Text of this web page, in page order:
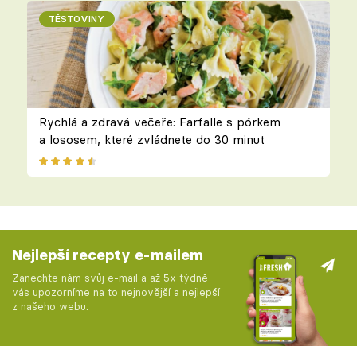
TĚSTOVINY
Rychlá a zdravá večeře: Farfalle s pórkem
a lososem, které zvládnete do 30 minut
Nejlepší recepty e-mailem
Zanechte nám svůj e-mail a až 5x týdně
vás upozorníme na to nejnovější a nejlepší
z našeho webu.